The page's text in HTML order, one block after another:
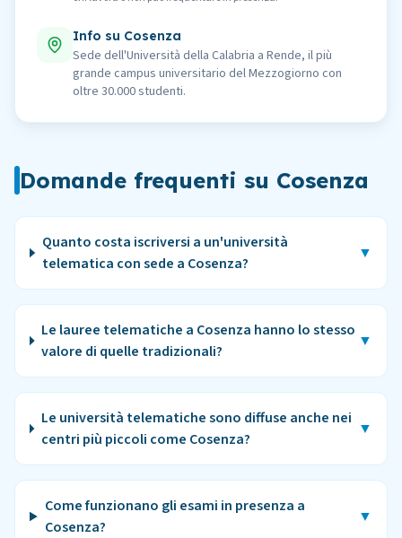
Info su Cosenza
Sede dell'Università della Calabria a Rende, il più
grande campus universitario del Mezzogiorno con
oltre 30.000 studenti.
Domande frequenti su Cosenza
Quanto costa iscriversi a un'università
telematica con sede a Cosenza?
▼
Le lauree telematiche a Cosenza hanno lo stesso
valore di quelle tradizionali?
▼
Le università telematiche sono diffuse anche nei
centri più piccoli come Cosenza?
▼
Come funzionano gli esami in presenza a
Cosenza?
▼